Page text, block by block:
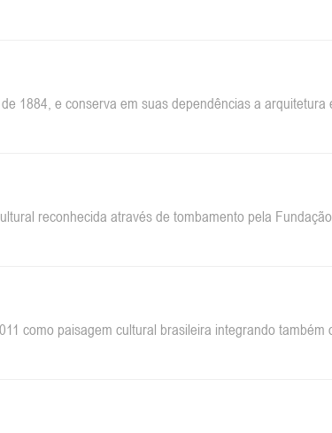
1884, e conserva em suas dependências a arquitetura
reconhecida através de tombamento pela
como paisagem cultural brasileira integrando também